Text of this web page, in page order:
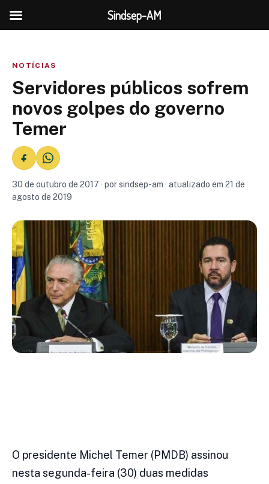
NOTÍCIAS
Servidores públicos sofrem
novos golpes do governo
Temer
30 de outubro de 2017 · por sindsep-am · atualizado em 21 de
agosto de 2019
O presidente Michel Temer (PMDB) assinou
nesta segunda-feira (30) duas medidas
Sindsep-AM